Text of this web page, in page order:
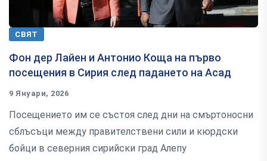
СВЯТ
Фон дер Лайен и Антонио Коща на първо
посещения в Сирия след падането на Асад
9 Януари, 2026
Посещението им се състоя след дни на смъртоносни
сблъсъци между правителствени сили и кюрдски
бойци в северния сирийски град Алепу